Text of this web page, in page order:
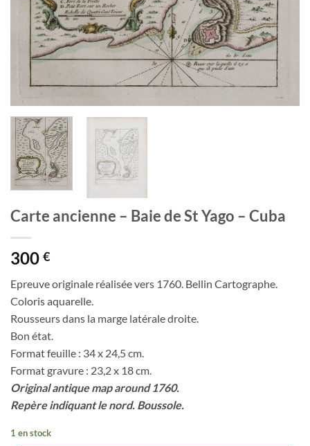
Carte ancienne – Baie de St Yago – Cuba
300 €
Epreuve originale réalisée vers 1760. Bellin Cartographe.
Coloris aquarelle.
Rousseurs dans la marge latérale droite.
Bon état.
Format feuille : 34 x 24,5 cm.
Format gravure : 23,2 x 18 cm.
Original antique map around 1760.
Repère indiquant le nord. Boussole.
1 en stock